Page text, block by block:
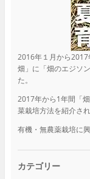
2016年１月から
畑」に「畑のエジソ
た。
2017年から1年間「
菜栽培方法を紹介され
有機・無農薬栽培に
カテゴリー